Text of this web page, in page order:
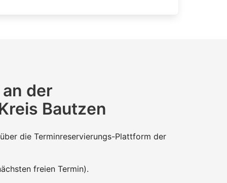
der
Bautzen
über die Terminreservierungs-Plattform der
freien Termin).